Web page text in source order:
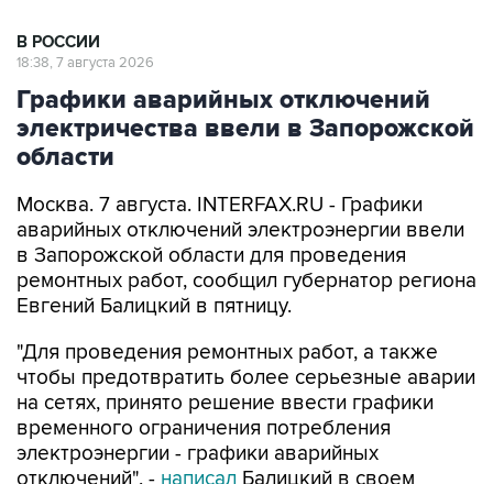
В РОССИИ
18:38, 7 августа 2026
Графики аварийных отключений
электричества ввели в Запорожской
области
Москва. 7 августа. INTERFAX.RU - Графики
аварийных отключений электроэнергии ввели
в Запорожской области для проведения
ремонтных работ, сообщил губернатор региона
Евгений Балицкий в пятницу.
"Для проведения ремонтных работ, а также
чтобы предотвратить более серьезные аварии
на сетях, принято решение ввести графики
временного ограничения потребления
электроэнергии - графики аварийных
отключений", - написал Балицкий в своем